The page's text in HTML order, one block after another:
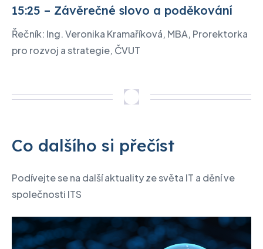
15:25 – Závěrečné slovo a poděkování
Řečník: Ing. Veronika Kramaříková, MBA, Prorektorka
pro rozvoj a strategie, ČVUT
Co dalšího si přečíst
Podívejte se na další aktuality ze světa IT a dění ve
společnosti ITS